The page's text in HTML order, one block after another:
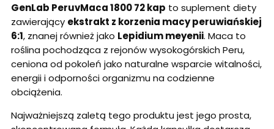
GenLab PeruvMaca 1800 72 kap to suplement diety
zawierający ekstrakt z korzenia macy peruwiańskiej
6:1, znanej również jako Lepidium meyenii. Maca to
roślina pochodząca z rejonów wysokogórskich Peru,
ceniona od pokoleń jako naturalne wsparcie witalności,
energii i odporności organizmu na codzienne
obciążenia.
Najważniejszą zaletą tego produktu jest jego prosta,